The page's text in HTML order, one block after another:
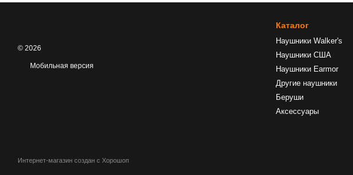
© 2026
Мобильная версия
Интернет-магазин создан с Хорошоп
Каталог
Наушники Walker's
Наушники США
Наушники Earmor
Другие наушники
Беруши
Аксессуары